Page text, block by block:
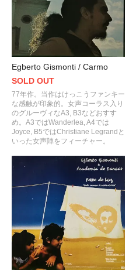
Egberto Gismonti / Carmo
SOLD OUT
77年作。当作はけっこうファンキー
な感触が印象的。女声コーラス入り
のグルーヴィなA3, B3などおすす
め。A3ではWanderlea, A4では
Joyce, B5ではChristiane Legrandと
いった女声陣をフィーチャー。